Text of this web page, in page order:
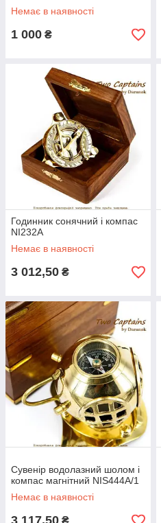
Немає в наявності
1 000 ₴
Годинник сонячний і компас
NI232A
Немає в наявності
3 012,50 ₴
Сувенір водолазний шолом і
компас магнітний NIS444A/1
Немає в наявності
3 117,50 ₴